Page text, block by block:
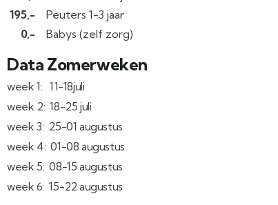
195,- Peuters 1-3 jaar
0,- Babys (zelf zorg)
Data Zomerweken
week 1: 11-18juli
week 2: 18-25 juli
week 3: 25-01 augustus
week 4: 01-08 augustus
week 5: 08-15 augustus
week 6: 15-22 augustus